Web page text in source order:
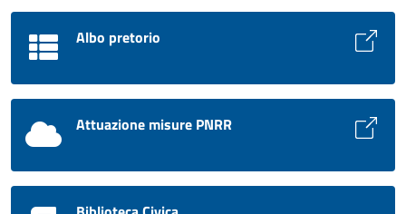
Albo pretorio
Attuazione misure PNRR